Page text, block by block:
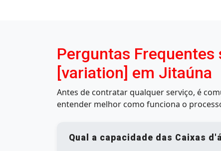
Perguntas Frequentes
[variation] em Jitaúna
Antes de contratar qualquer serviço, é
entender melhor como funciona o
Qual a capacidade das Caixas